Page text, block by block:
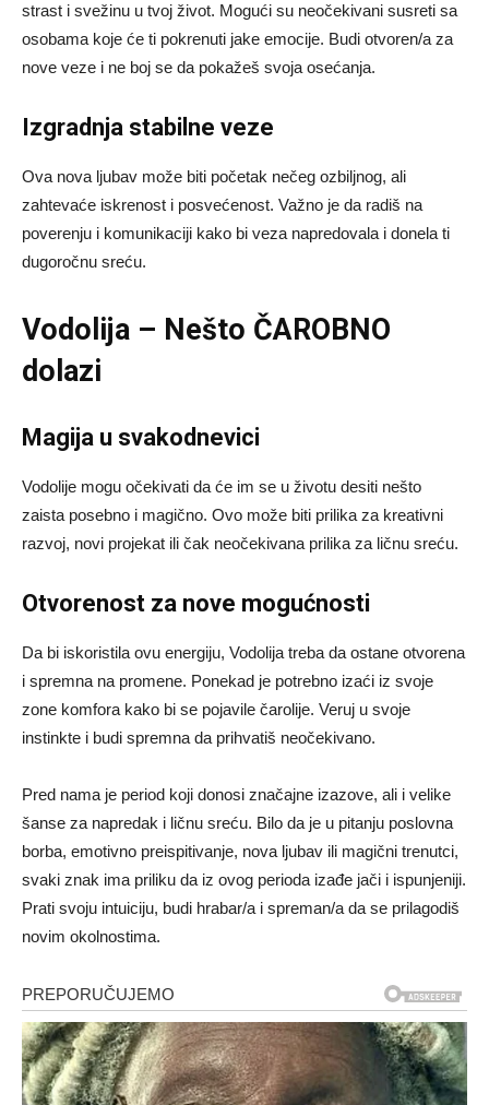
strast i svežinu u tvoj život. Mogući su neočekivani susreti sa
osobama koje će ti pokrenuti jake emocije. Budi otvoren/a za
nove veze i ne boj se da pokažeš svoja osećanja.
Izgradnja stabilne veze
Ova nova ljubav može biti početak nečeg ozbiljnog, ali
zahtevaće iskrenost i posvećenost. Važno je da radiš na
poverenju i komunikaciji kako bi veza napredovala i donela ti
dugoročnu sreću.
Vodolija – Nešto ČAROBNO
dolazi
Magija u svakodnevici
Vodolije mogu očekivati da će im se u životu desiti nešto
zaista posebno i magično. Ovo može biti prilika za kreativni
razvoj, novi projekat ili čak neočekivana prilika za ličnu sreću.
Otvorenost za nove mogućnosti
Da bi iskoristila ovu energiju, Vodolija treba da ostane otvorena
i spremna na promene. Ponekad je potrebno izaći iz svoje
zone komfora kako bi se pojavile čarolije. Veruj u svoje
instinkte i budi spremna da prihvatiš neočekivano.
Pred nama je period koji donosi značajne izazove, ali i velike
šanse za napredak i ličnu sreću. Bilo da je u pitanju poslovna
borba, emotivno preispitivanje, nova ljubav ili magični trenutci,
svaki znak ima priliku da iz ovog perioda izađe jači i ispunjeniji.
Prati svoju intuiciju, budi hrabar/a i spreman/a da se prilagodiš
novim okolnostima.